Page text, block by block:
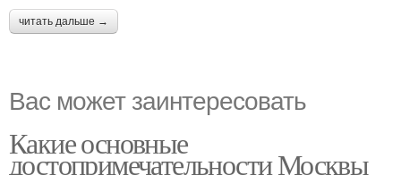
читать дальше →
Вас может заинтересовать
Какие основные
достопримечательности Москвы